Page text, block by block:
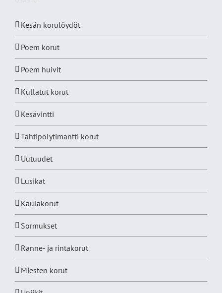
Kesän korulöydöt
Poem korut
Poem huivit
Kullatut korut
Kesävintti
Tähtipölytimantti korut
Uutuudet
Lusikat
Kaulakorut
Sormukset
Ranne- ja rintakorut
Miesten korut